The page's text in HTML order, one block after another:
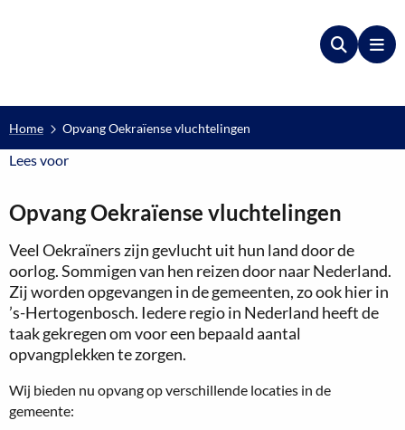
Zoeken
Home Opvang Oekraïense vluchtelingen
Lees voorLees voor
Opvang Oekraïense vluchtelingen
Veel Oekraïners zijn gevlucht uit hun land door de
oorlog. Sommigen van hen reizen door naar Nederland.
Zij worden opgevangen in de gemeenten, zo ook hier in
’s-Hertogenbosch. Iedere regio in Nederland heeft de
taak gekregen om voor een bepaald aantal
opvangplekken te zorgen.
Wij bieden nu opvang op verschillende locaties in de
gemeente: